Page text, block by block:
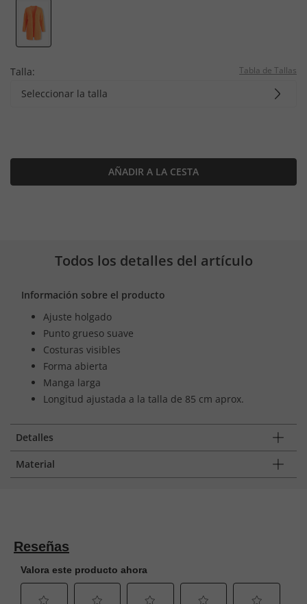
Talla: Tabla de Tallas
Seleccionar la talla
AÑADIR A LA CESTA
Todos los detalles del artículo
Información sobre el producto
Ajuste holgado
Punto grueso suave
Costuras visibles
Forma abierta
Manga larga
Longitud ajustada a la talla de 85 cm aprox.
Detalles
Material